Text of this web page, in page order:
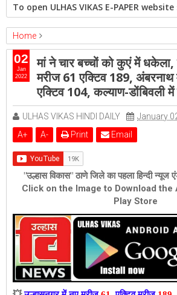
To open ULHAS VIKAS E-PAPER
Home
ambernath
Featured kalyan
मां ने चार बच्चों को कुएं में धकेला, उल्हासनगर में नए मरीज
नए मरीज 24 एक्टिव 104, कल्याण-डोंबिवली में नए
मां ने चार बच्चों को कुएं में
मरीज 61 एक्टिव 189,
एक्टिव 104, कल्याण-डोंबिवली
ULHAS VIKAS HINDI DAILY
January
A+ A- Print Email
"उल्हास विकास" ठाणे जिले का पहला हिन्दी न्यूज
Click on the Image to Download the
Play Store
02
Jan
2022